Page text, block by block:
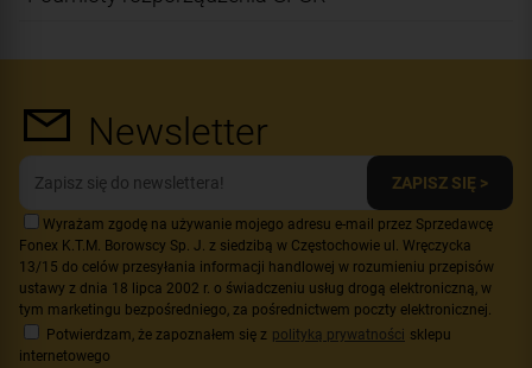
Newsletter
ZAPISZ SIĘ >
Wyrażam zgodę na używanie mojego adresu e-mail przez Sprzedawcę
Fonex K.T.M. Borowscy Sp. J. z siedzibą w Częstochowie ul. Wręczycka
13/15 do celów przesyłania informacji handlowej w rozumieniu przepisów
ustawy z dnia 18 lipca 2002 r. o świadczeniu usług drogą elektroniczną, w
tym marketingu bezpośredniego, za pośrednictwem poczty elektronicznej.
Potwierdzam, że zapoznałem się z polityką prywatności sklepu
internetowego